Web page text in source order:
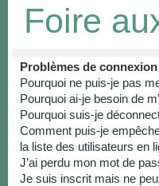
Foire
Problèmes de
Pourquoi ne puis-je pas
Pourquoi ai-je besoin de
Pourquoi suis-je
Comment puis-je
la liste des utilisateurs en
J’ai perdu mon mot de
Je suis inscrit mais ne